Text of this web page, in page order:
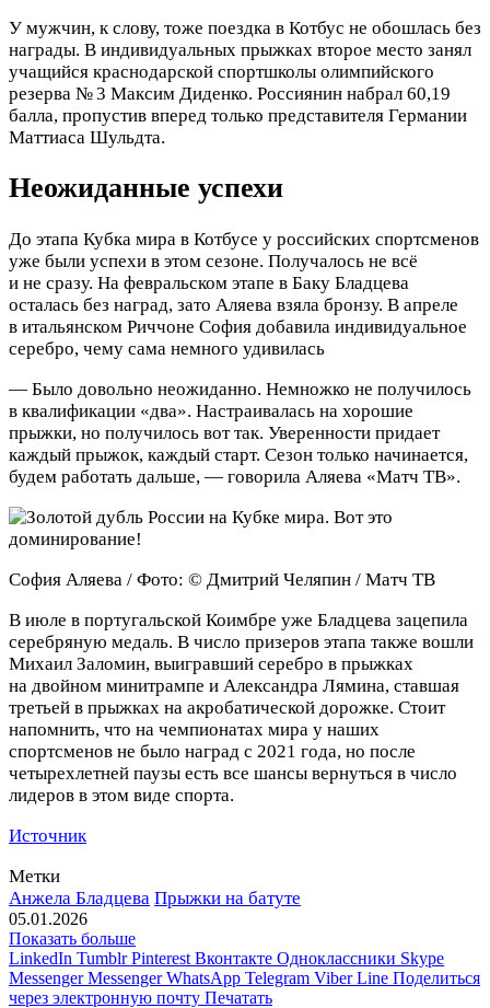
У мужчин, к слову, тоже поездка в Котбус не обошлась без
награды. В индивидуальных прыжках второе место занял
учащийся краснодарской спортшколы олимпийского
резерва № 3 Максим Диденко. Россиянин набрал 60,19
балла, пропустив вперед только представителя Германии
Маттиаса Шульдта.
Неожиданные успехи
До этапа Кубка мира в Котбусе у российских спортсменов
уже были успехи в этом сезоне. Получалось не всё
и не сразу. На февральском этапе в Баку Бладцева
осталась без наград, зато Аляева взяла бронзу. В апреле
в итальянском Риччоне София добавила индивидуальное
серебро, чему сама немного удивилась
— Было довольно неожиданно. Немножко не получилось
в квалификации «два». Настраивалась на хорошие
прыжки, но получилось вот так. Уверенности придает
каждый прыжок, каждый старт. Сезон только начинается,
будем работать дальше, — говорила Аляева «Матч ТВ».
София Аляева / Фото: © Дмитрий Челяпин / Матч ТВ
В июле в португальской Коимбре уже Бладцева зацепила
серебряную медаль. В число призеров этапа также вошли
Михаил Заломин, выигравший серебро в прыжках
на двойном минитрампе и Александра Лямина, ставшая
третьей в прыжках на акробатической дорожке. Стоит
напомнить, что на чемпионатах мира у наших
спортсменов не было наград с 2021 года, но после
четырехлетней паузы есть все шансы вернуться в число
лидеров в этом виде спорта.
Источник
Метки
Анжела Бладцева Прыжки на батуте
05.01.2026
Показать больше
LinkedIn Tumblr Pinterest Вконтакте Одноклассники Skype
Messenger Messenger WhatsApp Telegram Viber Line Поделиться
через электронную почту Печатать